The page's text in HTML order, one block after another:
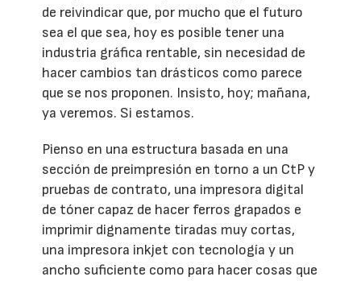
de reivindicar que, por mucho que el futuro
sea el que sea, hoy es posible tener una
industria gráfica rentable, sin necesidad de
hacer cambios tan drásticos como parece
que se nos proponen. Insisto, hoy; mañana,
ya veremos. Si estamos.
Pienso en una estructura basada en una
sección de preimpresión en torno a un CtP y
pruebas de contrato, una impresora digital
de tóner capaz de hacer ferros grapados e
imprimir dignamente tiradas muy cortas,
una impresora inkjet con tecnología y un
ancho suficiente como para hacer cosas que